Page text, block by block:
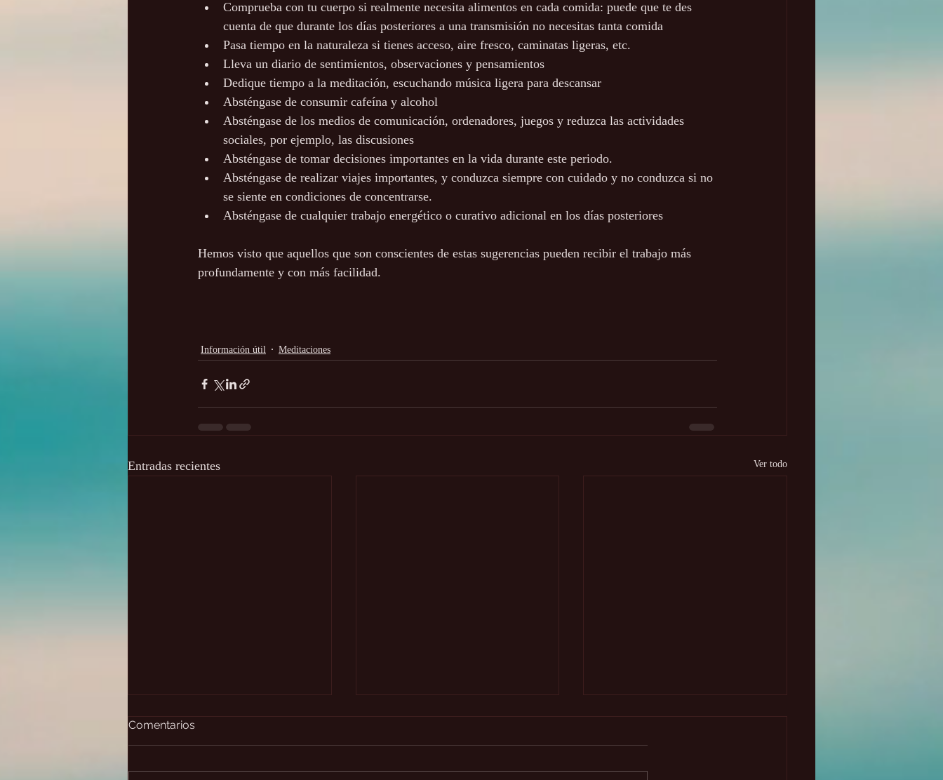
Comprueba con tu cuerpo si realmente necesita alimentos en cada comida: puede que te des
cuenta de que durante los días posteriores a una transmisión no necesitas tanta comida
Pasa tiempo en la naturaleza si tienes acceso, aire fresco, caminatas ligeras, etc.
Lleva un diario de sentimientos, observaciones y pensamientos
Dedique tiempo a la meditación, escuchando música ligera para descansar
Absténgase de consumir cafeína y alcohol
Absténgase de los medios de comunicación, ordenadores, juegos y reduzca las actividades
sociales, por ejemplo, las discusiones
Absténgase de tomar decisiones importantes en la vida durante este periodo.
Absténgase de realizar viajes importantes, y conduzca siempre con cuidado y no conduzca si no
se siente en condiciones de concentrarse.
Absténgase de cualquier trabajo energético o curativo adicional en los días posteriores
Hemos visto que aquellos que son conscientes de estas sugerencias pueden recibir el trabajo más
profundamente y con más facilidad.
Información útil Meditaciones
Entradas recientes Ver todo
Comentarios